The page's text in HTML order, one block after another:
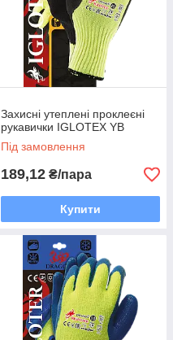
Захисні утеплені проклеєні
рукавички IGLOTEX YB
Під замовлення
189,12 ₴/пара
Купити